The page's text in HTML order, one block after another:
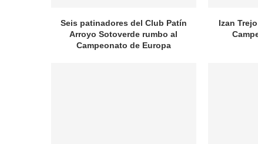
Seis patinadores del Club Patín
Arroyo Sotoverde rumbo al
Campeonato de Europa
Izan